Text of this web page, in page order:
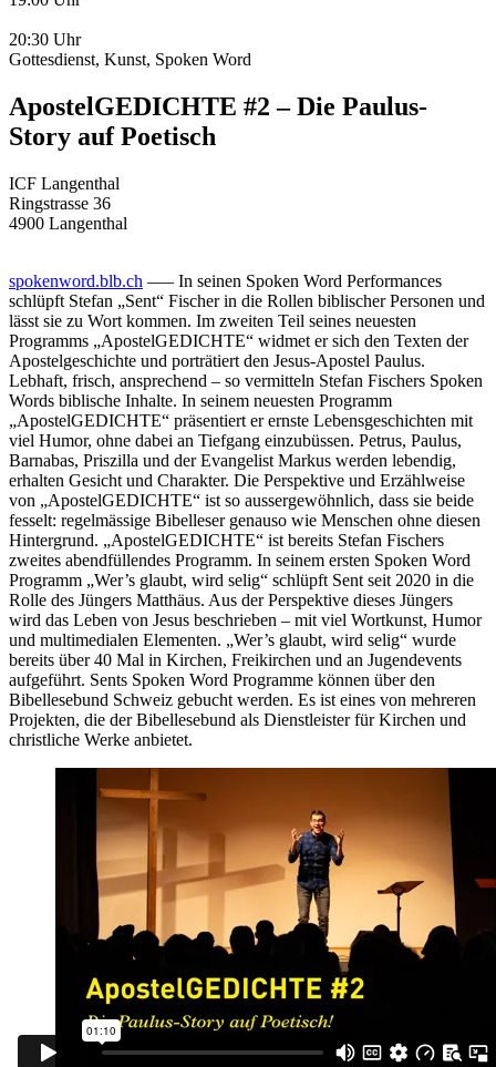
20:30 Uhr
Gottesdienst, Kunst, Spoken Word
ApostelGEDICHTE #2 – Die Paulus-
Story auf Poetisch
ICF Langenthal
Ringstrasse 36
4900 Langenthal
spokenword.blb.ch —– In seinen Spoken Word Performances
schlüpft Stefan „Sent“ Fischer in die Rollen biblischer Personen und
lässt sie zu Wort kommen. Im zweiten Teil seines neuesten
Programms „ApostelGEDICHTE“ widmet er sich den Texten der
Apostelgeschichte und porträtiert den Jesus-Apostel Paulus.
Lebhaft, frisch, ansprechend – so vermitteln Stefan Fischers Spoken
Words biblische Inhalte. In seinem neuesten Programm
„ApostelGEDICHTE“ präsentiert er ernste Lebensgeschichten mit
viel Humor, ohne dabei an Tiefgang einzubüssen. Petrus, Paulus,
Barnabas, Priszilla und der Evangelist Markus werden lebendig,
erhalten Gesicht und Charakter. Die Perspektive und Erzählweise
von „ApostelGEDICHTE“ ist so aussergewöhnlich, dass sie beide
fesselt: regelmässige Bibelleser genauso wie Menschen ohne diesen
Hintergrund. „ApostelGEDICHTE“ ist bereits Stefan Fischers
zweites abendfüllendes Programm. In seinem ersten Spoken Word
Programm „Wer’s glaubt, wird selig“ schlüpft Sent seit 2020 in die
Rolle des Jüngers Matthäus. Aus der Perspektive dieses Jüngers
wird das Leben von Jesus beschrieben – mit viel Wortkunst, Humor
und multimedialen Elementen. „Wer’s glaubt, wird selig“ wurde
bereits über 40 Mal in Kirchen, Freikirchen und an Jugendevents
aufgeführt. Sents Spoken Word Programme können über den
Bibellesebund Schweiz gebucht werden. Es ist eines von mehreren
Projekten, die der Bibellesebund als Dienstleister für Kirchen und
christliche Werke anbietet.